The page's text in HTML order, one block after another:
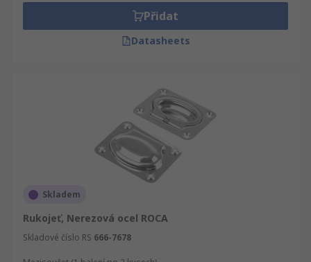
Přidat
Datasheets
Skladem
Rukojeť, Nerezová ocel ROCA
Skladové číslo RS 666-7678